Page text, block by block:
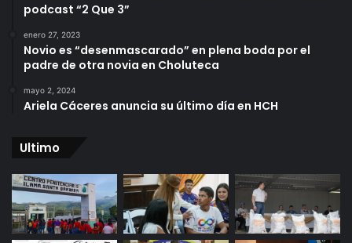
podcast “2 Que 3”
enero 27, 2023
Novio es “desenmascarado” en plena boda por el
padre de otra novia en Choluteca
mayo 2, 2024
Ariela Cáceres anuncia su último día en HCH
Ultimo